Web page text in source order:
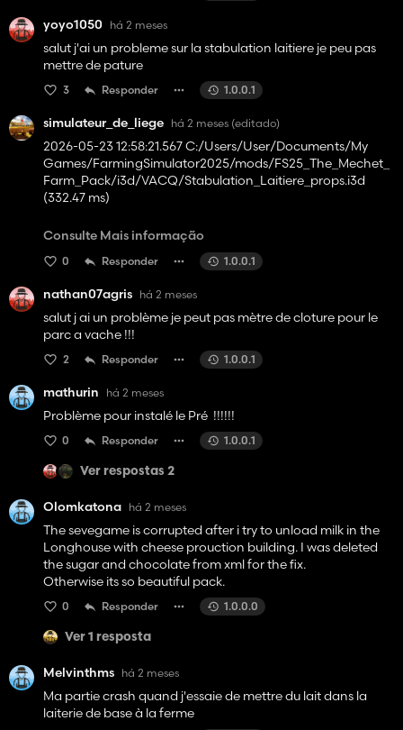
yoyo1050 há 2 meses
salut j'ai un probleme sur la stabulation laitiere je peu pas
mettre de pature
3 Responder 1.0.0.1
simulateur_de_liege há 2 meses (editado)
2026-05-23 12:58:21.567 C:/Users/User/Documents/My
Games/FarmingSimulator2025/mods/FS25_The_Mechet_
Farm_Pack/i3d/VACQ/Stabulation_Laitiere_props.i3d
(332.47 ms)
2026-05-23 12:58:21.669 C:/Users/User/Documents/My
Farm_Pack/i3d/fences/cowFence.i3d (102.09 ms)
2026-05-23 12:58:31.142 Error: Running LUA method
'mouseEvent'. 😆😆😆😆😆
Consulte Mais informação
0 Responder 1.0.0.1
nathan07agris há 2 meses
salut j ai un problème je peut pas mètre de cloture pour le
parc a vache !!!
2 Responder 1.0.0.1
mathurin há 2 meses
Problème pour instalé le Pré !!!!!!
0 Responder 1.0.0.1
Ver respostas 2
Olomkatona há 2 meses
The sevegame is corrupted after i try to unload milk in the
Longhouse with cheese prouction building. I was deleted
the sugar and chocolate from xml for the fix.
Otherwise its so beautiful pack.
0 Responder 1.0.0.0
Ver 1 resposta
Melvinthms há 2 meses
Ma partie crash quand j'essaie de mettre du lait dans la
laiterie de base à la ferme